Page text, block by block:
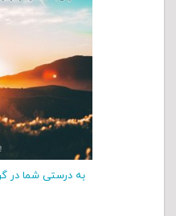
به درستی شما در